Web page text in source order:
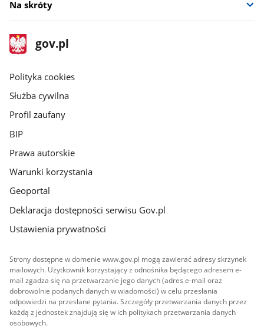
Na skróty
stopka
gov.pl
Strona
gov.pl
gov.pl
Polityka cookies
Służba cywilna
Profil zaufany
BIP
Prawa autorskie
Warunki korzystania
Geoportal
Deklaracja dostępności serwisu Gov.pl
Ustawienia prywatności
Strony dostępne w domenie www.gov.pl mogą zawierać adresy skrzynek
mailowych. Użytkownik korzystający z odnośnika będącego adresem e-
mail zgadza się na przetwarzanie jego danych (adres e-mail oraz
dobrowolnie podanych danych w wiadomości) w celu przesłania
odpowiedzi na przesłane pytania. Szczegóły przetwarzania danych przez
każdą z jednostek znajdują się w ich politykach przetwarzania danych
osobowych.